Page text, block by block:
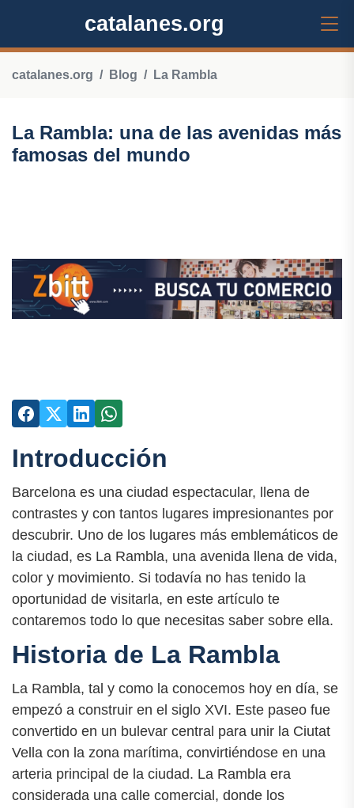
catalanes.org
catalanes.org Blog La Rambla
La Rambla: una de las avenidas más
famosas del mundo
Introducción
Barcelona es una ciudad espectacular, llena de
contrastes y con tantos lugares impresionantes por
descubrir. Uno de los lugares más emblemáticos de
la ciudad, es La Rambla, una avenida llena de vida,
color y movimiento. Si todavía no has tenido la
oportunidad de visitarla, en este artículo te
contaremos todo lo que necesitas saber sobre ella.
Historia de La Rambla
La Rambla, tal y como la conocemos hoy en día, se
empezó a construir en el siglo XVI. Este paseo fue
convertido en un bulevar central para unir la Ciutat
Vella con la zona marítima, convirtiéndose en una
arteria principal de la ciudad. La Rambla era
considerada una calle comercial, donde los